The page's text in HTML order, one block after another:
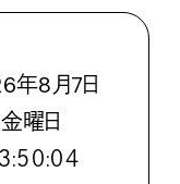
年8月7日
金曜日
:５０:０６